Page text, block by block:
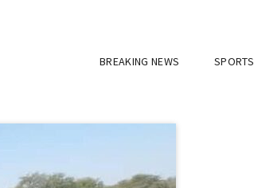
BREAKING NEWS SPORTS